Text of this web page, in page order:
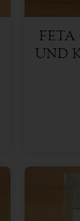
FETA
UND